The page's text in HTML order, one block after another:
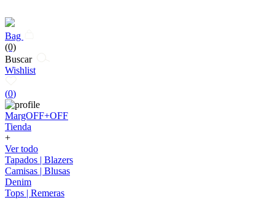
Bag
(0)
Buscar
Wishlist
(0)
MargOFF+OFF
Tienda
+
Ver todo
Tapados | Blazers
Camisas | Blusas
Denim
Tops | Remeras